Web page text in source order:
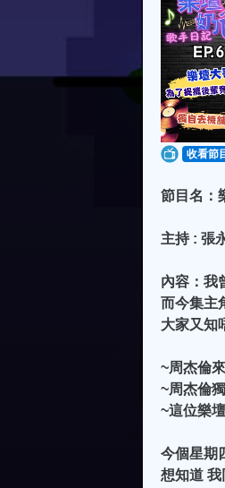
收看節
節目名：
主持 : 張
內容：我
而今集主
大家又知
~周杰倫
~周杰倫
~這位樂
今個星期
想知道